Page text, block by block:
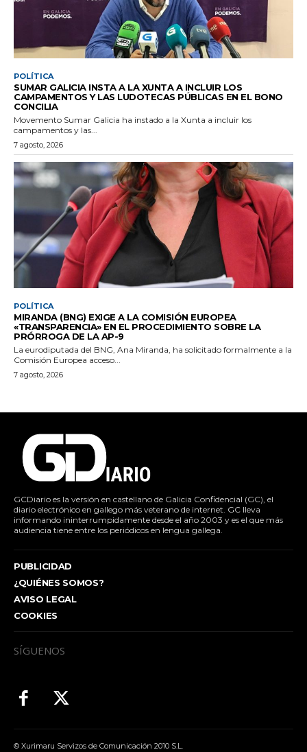
POLÍTICA
SUMAR GALICIA INSTA A LA XUNTA A INCLUIR LOS
CAMPAMENTOS Y LAS LUDOTECAS PÚBLICAS EN EL BONO
CONCILIA
Movemento Sumar Galicia ha instado a la Xunta a incluir los
campamentos y las...
7 agosto, 2026
POLÍTICA
MIRANDA (BNG) EXIGE A LA COMISIÓN EUROPEA
«TRANSPARENCIA» EN EL PROCEDIMIENTO SOBRE LA
PRÓRROGA DE LA AP-9
La eurodiputada del BNG, Ana Miranda, ha solicitado formalmente a la
Comisión Europea acceso...
7 agosto, 2026
GCDiario es la versión en castellano de Galicia Confidencial (GC), el
diario electrónico en gallego más veterano de internet. GC lleva
informando ininterrumpidamente desde el año 2003 y es el que más
audiencia tiene entre los periódicos en lengua gallega.
PUBLICIDAD
¿QUIÉNES SOMOS?
AVISO LEGAL
COOKIES
SÍGUENOS
© Xurimaru Servizos de Comunicación 2010 S.L.